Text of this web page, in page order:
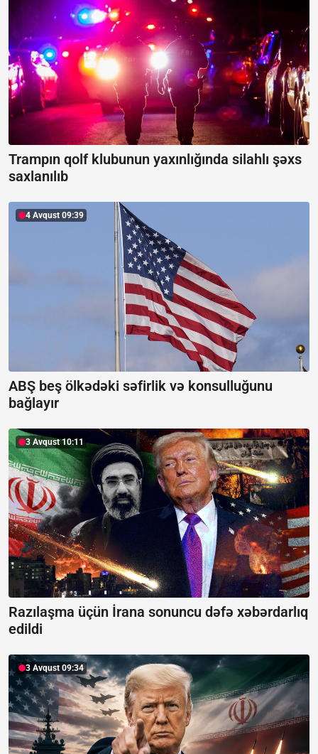
Trampın qolf klubunun yaxınlığında silahlı şəxs
saxlanılıb
4 Avqust 09:39
ABŞ beş ölkədəki səfirlik və konsulluğunu
bağlayır
3 Avqust 10:11
Razılaşma üçün İrana sonuncu dəfə xəbərdarlıq
edildi
3 Avqust 09:34